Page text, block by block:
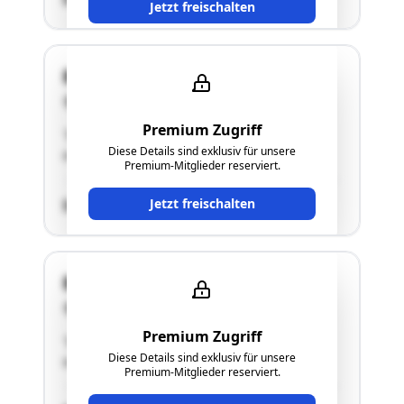
Jetzt freischalten
Premium Zugriff
Diese Details sind exklusiv für unsere
Premium-Mitglieder reserviert.
Jetzt freischalten
Brunnenplatz 166 u. 179
"Einfamilienhaus im Rohbauzustand innen,
sehr alte Bausubstanz."
SCHÄTZWERT
Premium Zugriff
Diese Details sind exklusiv für unsere
Premium-Mitglieder reserviert.
Brunnenplatz 166 u. 179
"Einfamilienhaus im Rohbauzustand innen,
sehr alte Bausubstanz."